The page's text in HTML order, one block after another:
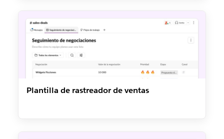
Plantilla de rastreador de ventas